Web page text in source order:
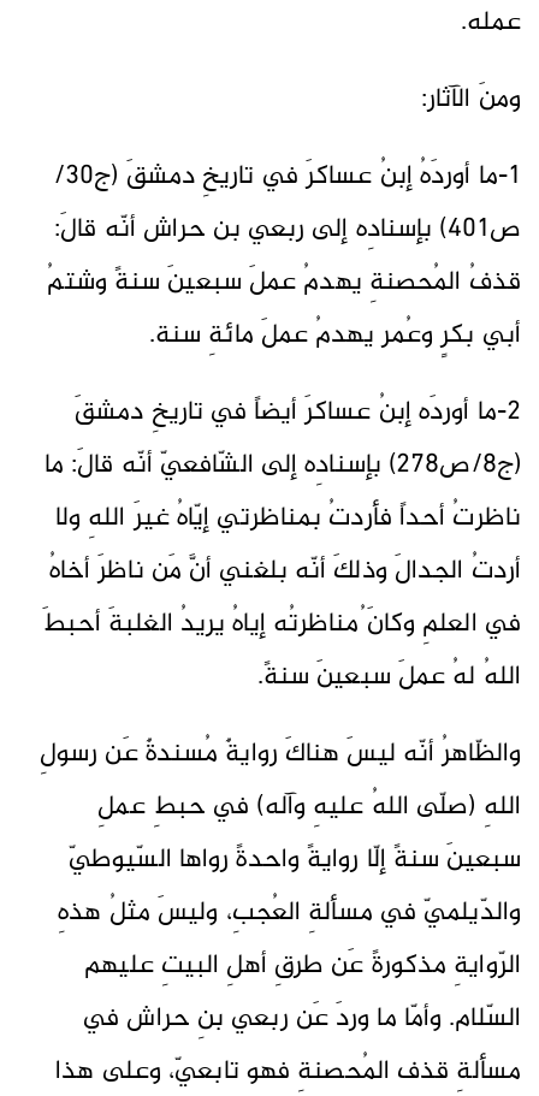
عمله.
ومنَ الآثار:
1-ما أوردَهُ إبنُ عساكرَ في تاريخِ دمشقَ (ج30/
ص401) بإسنادِه إلى ربعي بن حراش أنّه قالَ:
قذفُ المُحصنةِ يهدمُ عملَ سبعينَ سنةً وشتمُ
أبي بكرٍ وعُمر يهدمُ عملَ مائةِ سنة.
2-ما أوردَه إبنُ عساكرَ أيضاً في تاريخِ دمشقَ
(ج8/ص278) بإسنادِه إلى الشّافعيّ أنّه قالَ: ما
ناظرتُ أحداً فأردتُ بمناظرتي إيّاهُ غيرَ اللهِ ولا
أردتُ الجدالَ وذلكَ أنّه بلغني أنَّ مَن ناظرَ أخاهُ
في العلمِ وكانَ ُمناظرتُه إياهُ يريدُ الغلبةَ أحبطَ
اللهُ لهُ عملَ سبعينَ سنةً.
والظّاهرُ أنّه ليسَ هناكَ روايةٌ مُسندةٌ عَن رسولِ
اللهِ (صلّى اللهُ عليهِ وآله) في حبطِ عملِ
سبعينَ سنةً إلّا روايةً واحدةً رواها السّيوطيّ
والدّيلميّ في مسألةِ العُجبِ، وليسَ مثلُ هذهِ
الرّوايةِ مذكورةً عَن طرقِ أهلِ البيتِ عليهم
السّلام. وأمّا ما وردَ عَن ربعي بنِ حراش في
مسألةِ قذف المُحصنةِ فهو تابعيّ، وعلى هذا